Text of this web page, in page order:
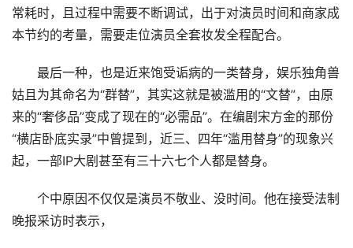
常耗时，且过程中需要不断调试，出于对演员时间和商家成
本节约的考量，需要走位演员全套妆发全程配合。
最后一种，也是近来饱受诟病的一类替身，娱乐独角兽
姑且为其命名为“群替”，其实这就是被滥用的“文替”，由原
来的“奢侈品”变成了现在的“必需品”。在编剧宋方金的那份
“横店卧底实录”中曾提到，近三、四年“滥用替身”的现象兴
起，一部IP大剧甚至有三十六七个人都是替身。
个中原因不仅仅是演员不敬业、没时间。他在接受法制
晚报采访时表示，